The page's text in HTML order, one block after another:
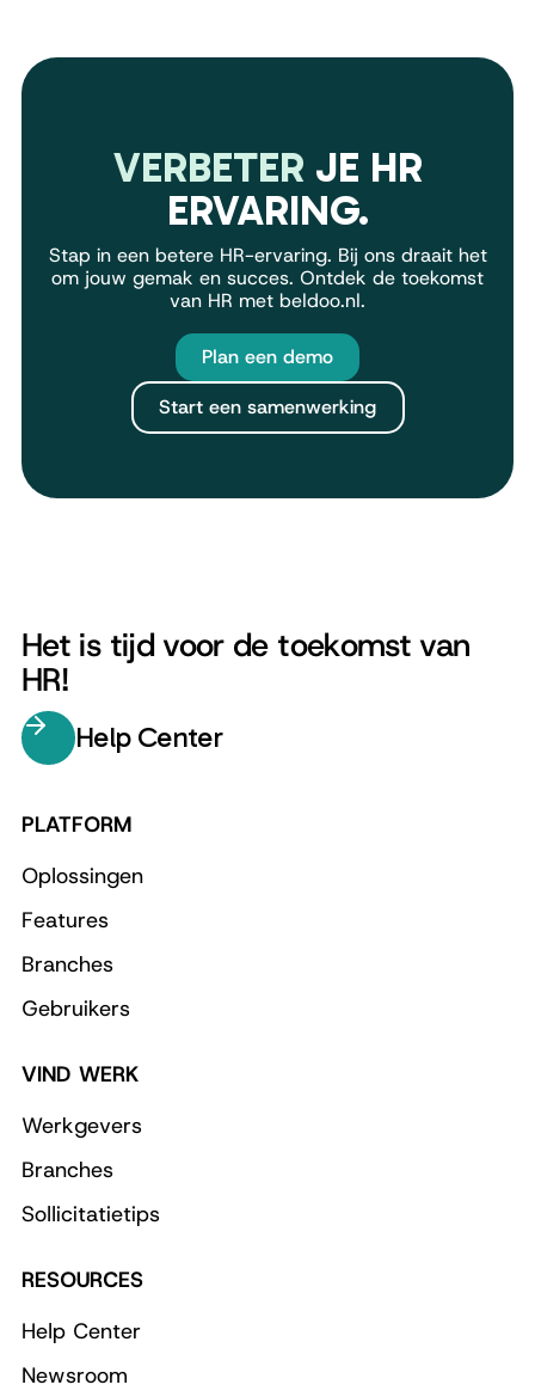
VERBETER JE HR
ERVARING.
Stap in een betere HR-ervaring. Bij ons draait het
om jouw gemak en succes. Ontdek de toekomst
van HR met beldoo.nl.
Plan een demo
Start een samenwerking
Het is tijd voor de toekomst van
HR!
Help Center
PLATFORM
Oplossingen
Features
Branches
Gebruikers
VIND WERK
Werkgevers
Branches
Sollicitatietips
RESOURCES
Help Center
Newsroom